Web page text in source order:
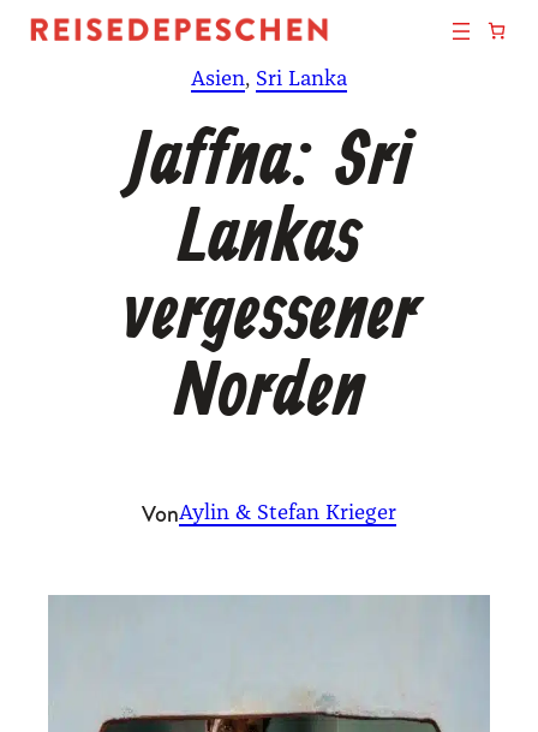
Zum
Asien, Sri Lanka
Jaffna: Sri
Lankas
vergessener
Norden
VonAylin & Stefan Krieger